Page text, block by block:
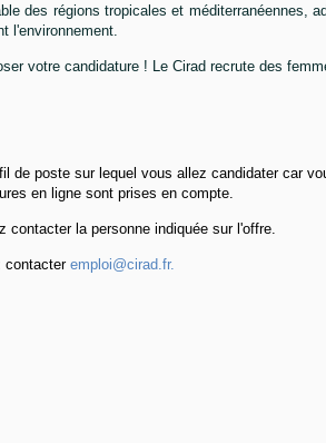
des régions tropicales et méditerranéennes,
l'environnement.
votre candidature ! Le Cirad recrute des
de poste sur lequel vous allez candidater car
en ligne sont prises en compte.
la personne indiquée sur l'offre.
contacter emploi@cirad.fr.